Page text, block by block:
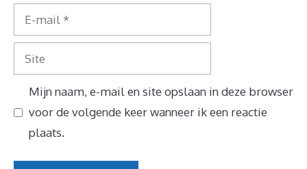
mail
Site
Mijn naam, e-mail en site opslaan in deze browser
voor de volgende keer wanneer ik een reactie
plaats.